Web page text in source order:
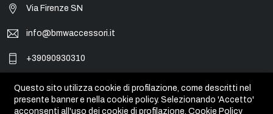
Via Firenze SN
info@bmwaccessori.it
+39090930310
© BMW Accessori - PIVA 01931450835. Tutti i marchi, loghi e
Questo sito utilizza cookie di profilazione, come descritti nel
presente banner e nella cookie policy. Selezionando 'Accetto'
acconsenti all'uso dei cookie di profilazione. Cookie Policy